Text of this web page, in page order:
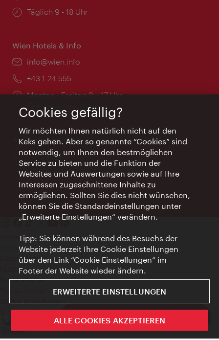
ivie - Die offizielle City Guide App
Öffnungszeiten:
Täglich 9 - 18 Uhr
Wien Hotels & Info
Email:
info@wien.info
Telefon:
+43-1-24 555
Öffnungszeiten:
Montag - Freitag 9 – 17 Uhr
Feiertags geschlossen
AI Concierge Wien
Ort:
concierge.wien.info
Öffnungszeiten:
Informationen rund um die Uhr
Kontakt
Impressum
Datenschutz
Nutzungsbedingungen
Barrierefreiheit
Cookie Einstellungen
© Copyright WienTourismus
Cookies gefällig?
Wir möchten Ihnen natürlich nicht auf den
Keks gehen. Aber so genannte “Cookies” sind
notwendig, um Ihnen den bestmöglichen
Service zu bieten und die Funktion der
Websites und Auswertungen sowie auf Ihre
Interessen zugeschnittene Inhalte zu
ermöglichen. Sollten Sie dies nicht wünschen,
können Sie die Standardeinstellungen unter
„Erweiterte Einstellungen“ verändern.
Tipp: Sie können während des Besuchs der
Website jederzeit Ihre Cookie Einstellungen
über den Link “Cookie Einstellungen” im
Footer der Website wieder ändern.
ERWEITERTE EINSTELLUNGEN
ALLE COOKIES AKZEPTIEREN